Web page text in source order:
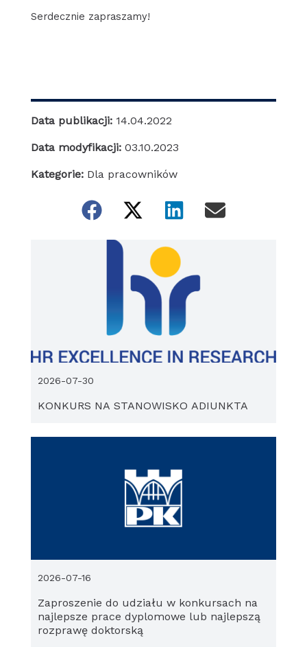
Serdecznie zapraszamy!
Data publikacji: 14.04.2022
Data modyfikacji: 03.10.2023
Kategorie: Dla pracowników
KONKURS NA STANOWISKO ADIUNKTA
2026-07-30
Zaproszenie do udziału w konkursach na
najlepsze prace dyplomowe lub najlepszą
rozprawę doktorską
2026-07-16